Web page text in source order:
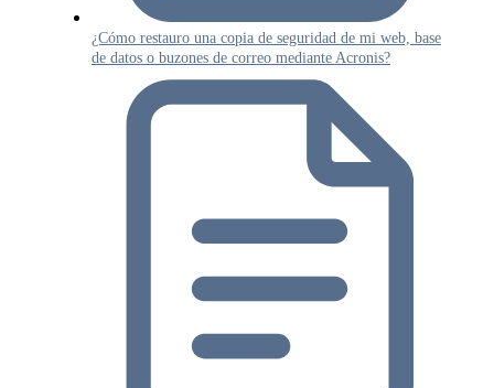
¿Cómo restauro una copia de seguridad de mi web, base
de datos o buzones de correo mediante Acronis?